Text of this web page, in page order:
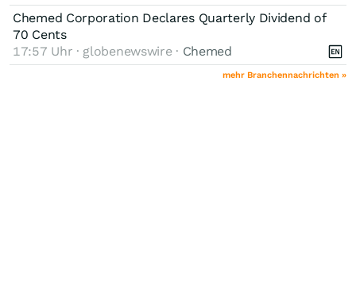
Chemed Corporation Declares Quarterly Dividend of
70 Cents
17:57 Uhr · globenewswire · Chemed
mehr Branchennachrichten »